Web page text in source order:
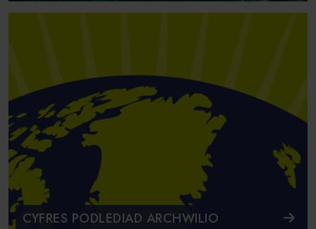
CYFRES PODLEDIAD ARCHWILIO